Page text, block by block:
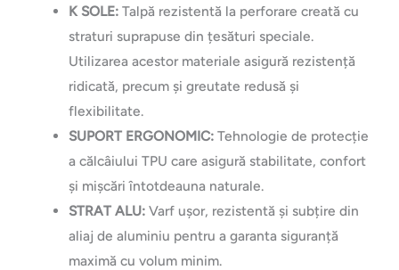
K SOLE:Talpă rezistentă la perforare creată cu
straturi suprapuse din țesături speciale.
Utilizarea acestor materiale asigură rezistență
ridicată, precum și greutate redusă și
flexibilitate.
SUPORT ERGONOMIC:Tehnologie de protecție
a călcâiului TPU care asigură stabilitate, confort
și mișcări întotdeauna naturale.
STRAT ALU:Varf ușor, rezistentă și subțire din
aliaj de aluminiu pentru a garanta siguranță
maximă cu volum minim.